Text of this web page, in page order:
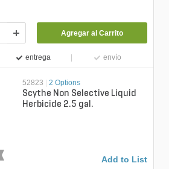
Agregar al Carrito
entrega envío
52823 | 2 Options
Scythe Non Selective Liquid
Herbicide 2.5 gal.
Add to List